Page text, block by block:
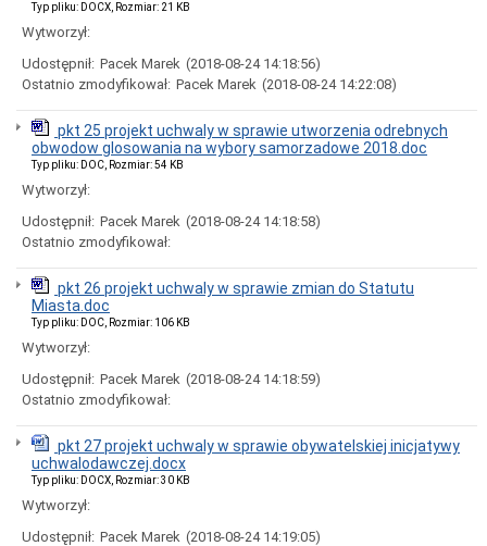
cele
kulturalne
kinoteatr
Włókniarz
Rewitalizcja
terenów
miasta
IV
SWZ
OPIS
PRZEDMIOTU
ZAMÓWIENIA"
Rozbudowa
ulicy
Elizy
wraz
ulicy
Legionów
Tomaszowie
Mazowieckim.-
III
Typ pliku: DOCX, Rozmiar: 21 KB
Wytworzył:
Udostępnił: Pacek Marek (2018-08-24 14:18:56)
Ostatnio zmodyfikował: Pacek Marek (2018-08-24 14:22:08)
pkt 25 projekt uchwaly w sprawie utworzenia odrebnych
obwodow glosowania na wybory samorzadowe 2018.doc
Typ pliku: DOC, Rozmiar: 54 KB
Wytworzył:
Udostępnił: Pacek Marek (2018-08-24 14:18:58)
Ostatnio zmodyfikował:
pkt 26 projekt uchwaly w sprawie zmian do Statutu
Miasta.doc
Typ pliku: DOC, Rozmiar: 106 KB
Wytworzył:
Udostępnił: Pacek Marek (2018-08-24 14:18:59)
Ostatnio zmodyfikował:
pkt 27 projekt uchwaly w sprawie obywatelskiej inicjatywy
uchwalodawczej.docx
Typ pliku: DOCX, Rozmiar: 30 KB
Wytworzył:
Udostępnił: Pacek Marek (2018-08-24 14:19:05)